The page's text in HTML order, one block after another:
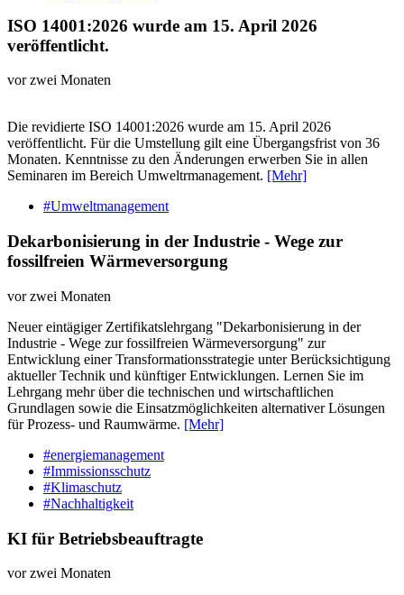
ISO 14001:2026 wurde am 15. April 2026
veröffentlicht.
vor zwei Monaten
Die revidierte ISO 14001:2026 wurde am 15. April 2026
veröffentlicht. Für die Umstellung gilt eine Übergangsfrist von 36
Monaten. Kenntnisse zu den Änderungen erwerben Sie in allen
Seminaren im Bereich Umweltrmanagement. [Mehr]
#Umweltmanagement
Dekarbonisierung in der Industrie - Wege zur
fossilfreien Wärmeversorgung
vor zwei Monaten
Neuer eintägiger Zertifikatslehrgang "Dekarbonisierung in der
Industrie - Wege zur fossilfreien Wärmeversorgung" zur
Entwicklung einer Transformationsstrategie unter Berücksichtigung
aktueller Technik und künftiger Entwicklungen. Lernen Sie im
Lehrgang mehr über die technischen und wirtschaftlichen
Grundlagen sowie die Einsatzmöglichkeiten alternativer Lösungen
für Prozess- und Raumwärme. [Mehr]
#energiemanagement
#Immissionsschutz
#Klimaschutz
#Nachhaltigkeit
KI für Betriebsbeauftragte
vor zwei Monaten